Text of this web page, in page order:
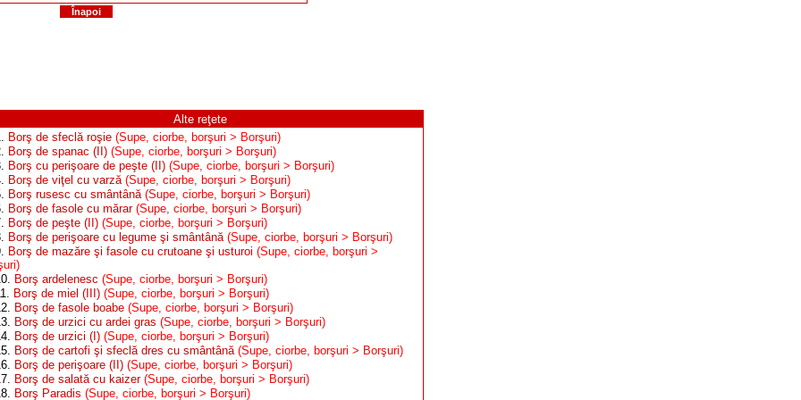
Înapoi
Alte reţete
Borş de sfeclă roşie (Supe, ciorbe, borşuri > Borşuri)
Borş de spanac (II) (Supe, ciorbe, borşuri > Borşuri)
Borş cu perişoare de peşte (II) (Supe, ciorbe, borşuri > Borşuri)
Borş de viţel cu varză (Supe, ciorbe, borşuri > Borşuri)
Borş rusesc cu smântână (Supe, ciorbe, borşuri > Borşuri)
Borş de fasole cu mărar (Supe, ciorbe, borşuri > Borşuri)
Borş de peşte (II) (Supe, ciorbe, borşuri > Borşuri)
Borş de perişoare cu legume şi smântână (Supe, ciorbe, borşuri > Borşuri)
Borş de mazăre şi fasole cu crutoane şi usturoi (Supe, ciorbe, borşuri >
Borş ardelenesc (Supe, ciorbe, borşuri > Borşuri)
Borş de miel (III) (Supe, ciorbe, borşuri > Borşuri)
Borş de fasole boabe (Supe, ciorbe, borşuri > Borşuri)
Borş de urzici cu ardei gras (Supe, ciorbe, borşuri > Borşuri)
Borş de urzici (I) (Supe, ciorbe, borşuri > Borşuri)
Borş de cartofi şi sfeclă dres cu smântână (Supe, ciorbe, borşuri > Borşuri)
Borş de perişoare (II) (Supe, ciorbe, borşuri > Borşuri)
Borş de salată cu kaizer (Supe, ciorbe, borşuri > Borşuri)
Borş Paradis (Supe, ciorbe, borşuri > Borşuri)